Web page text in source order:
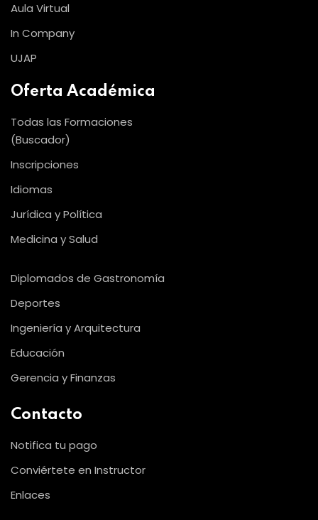
Aula Virtual
In Company
UJAP
Oferta Académica
Todas las Formaciones
(Buscador)
Inscripciones
Idiomas
Jurídica y Política
Medicina y Salud
Diplomados de Gastronomía
Deportes
Ingeniería y Arquitectura
Educación
Gerencia y Finanzas
Contacto
Notifica tu pago
Conviértete en Instructor
Enlaces